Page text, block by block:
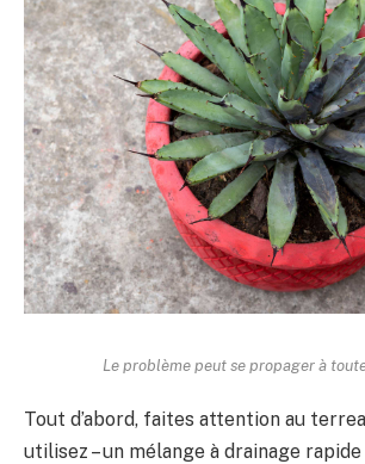
Le problème peut se propager à
Tout d’abord, faites attention au
utilisez – un mélange à drainage rapide